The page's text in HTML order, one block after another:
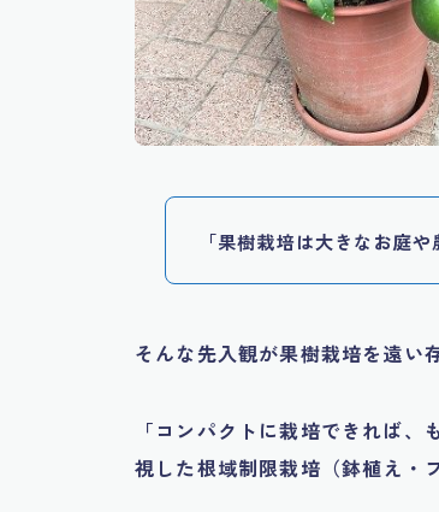
「果樹栽培は大きなお庭
そんな先入観が果樹栽培を遠い
「コンパクトに栽培できれば
視した根域制限栽培（鉢植え・